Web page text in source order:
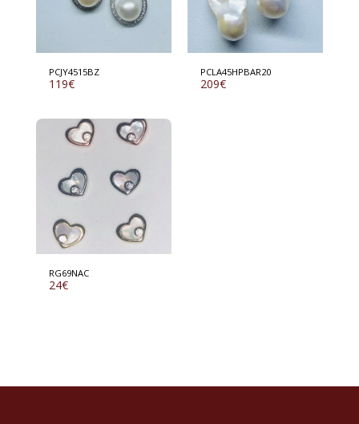
PCJY4515BZ
119€
PCLA45HPBAR20
209€
RG69NAC
24€